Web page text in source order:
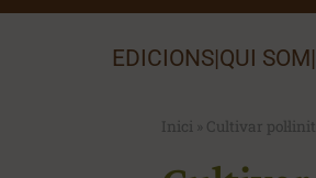
EDICIONS|QUI SOM|
Inici » Cultivar